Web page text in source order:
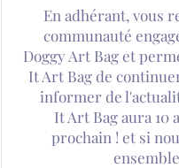
En adhérant, vous
communauté
Doggy Art Bag et
It Art Bag de
informer de
It Art Bag aura 10
prochain ! et si